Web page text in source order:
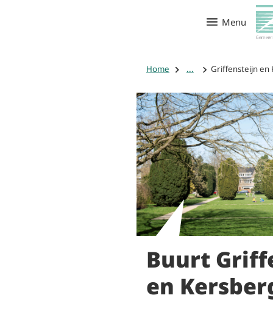
Menu
Home ... Griffensteijn en
Buurt
en